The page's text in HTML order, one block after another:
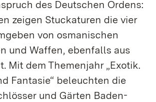
des Deutschen Ordens:
zeigen Stuckaturen die vier
von osmanischen
und Waffen, ebenfalls aus
Mit dem Themenjahr „Exotik.
Fantasie“ beleuchten die
und Gärten Baden-